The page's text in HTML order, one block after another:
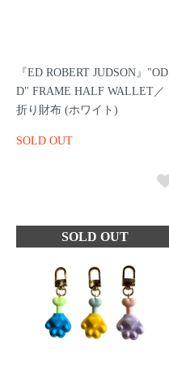
『ED ROBERT JUDSON』"OD
D" FRAME HALF WALLET／
折り財布 (ホワイト)
SOLD OUT